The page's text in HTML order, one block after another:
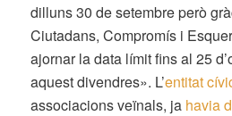
dilluns 30 de setembre però
Ciutadans, Compromís i
ajornar la data límit fins al 25
aquest divendres». L’entitat
associacions veïnals, ja havia